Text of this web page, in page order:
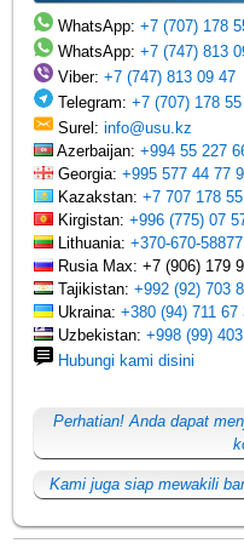
WhatsApp:+7 (707) 178
WhatsApp:+7 (747) 813
Viber:+7 (747) 813 09 47
Telegram:+7 (707) 178
Surel:info@usu.kz
Azerbaijan:+994 55 227
Georgia:+995 577 44 77
Kazakstan:+7 707 178
Kirgistan:+996 (775) 07
Lithuania:+370-670-58877
Rusia Max: +7 (906) 179
Tajikistan:+992 (92) 703
Ukraina:+380 (94) 711 67
Uzbekistan:+998 (99)
Hubungi kami disini
Perhatian! Anda dapat
Kami juga siap mewakili